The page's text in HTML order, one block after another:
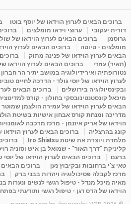
מדיטציה בדמיון מודרך - היכרות עם האני
מאת admin 11 שנים 3,654 צפיות
פנינה מתוק - מרכז "נתיב הלב" בהרצליה-
מדיטציה-התחדשות
Shahar-vod
ברוכים הבאים לערוץ הוידאו של יוסף בוטו
דורית יעקובי
ערוצי וידאו מומלצים
גרוסמן
ברוכים הבאים לערוץ הוידאו של
מומלצים - טיוטה
ברוכים הבאים לערוץ
הבאים לערוץ הוידאו של פנינה מתוק
(תאיר) עוזרי
ברוכים הבאים לערוץ הוידאו
נטורופתיה ואירידיולוגיה במושב יתיר הר
לערוץ הוידאו של יוסי גולד - הדרכה לחיים
ובקינסיולוגיה בירושלים
ברוכים הבאים
מיכאל קונסטנטינובסקי בחולון - קורס
הבאים לערוץ הוידאו של עמירה הולצמן
מדריכה ומנחת קורס אבחון אישיות בשיטת
הוידאו של אריק איזנמן - מרכז מרכבה
קונג בהרצליה
ברוכים הבאים לערוץ
מלמדת ויוצרת את שיטת Iro Shiatsu
קליניקת "דרך האור" - שמואל בן איש וסוניה
ברעם
ברוכים הבאים לערוץ הוידאו של
טאי צ'י ברחובות ובקיבוץ נען
ברוכים הבאים
מרכז לקבלה פסיכולוגיה ויהדות בבני ברק
מאיה מיכל מנדל - טיפול רגשי לנשים ונערות
הוידאו של הדס דגן - טיפול רגשי ותודעתי